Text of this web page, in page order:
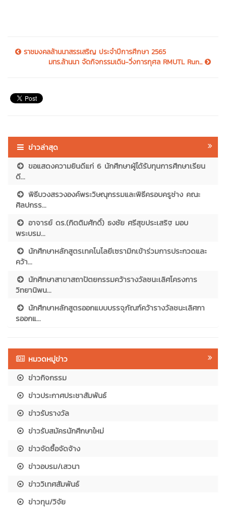
ราชมงคลล้านนาสรรเสริญ ประจำปีการศึกษา 2565
มทร.ล้านนา จัดกิจกรรมเดิน-วิ่งการกุศล RMUTL Run...
ข่าวล่าสุด
ขอแสดงความยินดีแก่ 6 นักศึกษาผู้ได้รับทุนการศึกษาเรียน
ดี...
พิธีบวงสรวงองค์พระวิษณุกรรมและพิธีครอบครูช่าง คณะ
ศิลปกรร...
อาจารย์ ดร.(กิตติมศักดิ์) ธงชัย ศรีสุขประเสริฐ มอบ
พระบรม...
นักศึกษาหลักสูตรเทคโนโลยีเซรามิกเข้าร่วมการประกวดและ
คว้า...
นักศึกษาสาขาสถาปัตยกรรมคว้ารางวัลชนะเลิศโครงการ
วิทยานิพน...
นักศึกษาหลักสูตรออกแบบบรรจุภัณฑ์คว้ารางวัลชนะเลิศกา
รออกแ...
หมวดหมู่ข่าว
ข่าวกิจกรรม
ข่าวประกาศประชาสัมพันธ์
ข่าวรับรางวัล
ข่าวรับสมัครนักศึกษาใหม่
ข่าวจัดซื้อจัดจ้าง
ข่าวอบรม/เสวนา
ข่าววิเทศสัมพันธ์
ข่าวทุน/วิจัย